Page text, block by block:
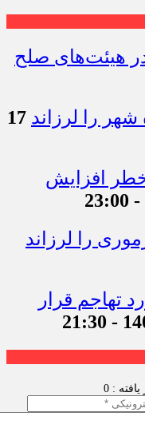
پرونده در هیئت‌های صلح
17
خطر افزایش
تهاجم قرار
یافته : 0